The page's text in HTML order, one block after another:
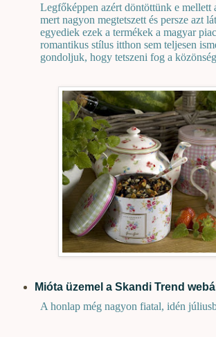
Legfőképpen azért döntöttünk e mellett
mert nagyon megtetszett és persze azt
egyediek ezek a termékek a magyar
romantikus stílus itthon sem teljesen
gondoljuk, hogy tetszeni fog a
Mióta üzemel a Skandi Trend
A honlap még nagyon fiatal, idén